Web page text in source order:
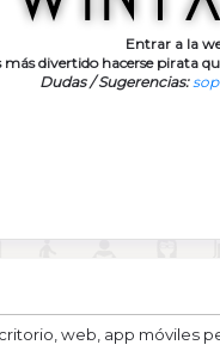
Entrar a la
más divertido hacerse pirata
Dudas / Sugerencias:
web, app móviles